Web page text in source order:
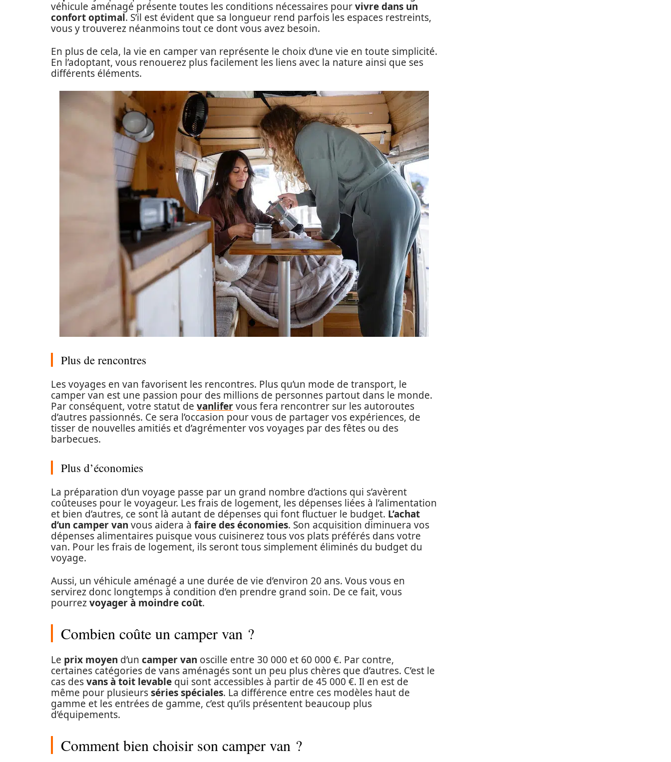
véhicule aménagé présente toutes les conditions nécessaires pourvivre dans un
confort optimal. S’il est évident que sa longueur rend parfois les espaces restreints,
vous y trouverez néanmoins tout ce dont vous avez besoin.
En plus de cela, la vie en camper van représente le choix d’une vie en toute simplicité.
En l’adoptant, vous renouerez plus facilement les liens avec la nature ainsi que ses
différents éléments.
Plus de rencontres
Les voyages en van favorisent les rencontres. Plus qu’un mode de transport, le
camper van est une passion pour des millions de personnes partout dans le monde.
Par conséquent, votre statut de vanlifervous fera rencontrer sur les autoroutes
d’autres passionnés. Ce sera l’occasion pour vous de partager vos expériences, de
tisser de nouvelles amitiés et d’agrémenter vos voyages par des fêtes ou des
barbecues.
Plus d’économies
La préparation d’un voyage passe par un grand nombre d’actions qui s’avèrent
coûteuses pour le voyageur. Les frais de logement, les dépenses liées à l’alimentation
et bien d’autres, ce sont là autant de dépenses qui font fluctuer le budget. L’achat
d’un camper van vous aidera à faire des économies. Son acquisition diminuera vos
dépenses alimentaires puisque vous cuisinerez tous vos plats préférés dans votre
van. Pour les frais de logement, ils seront tous simplement éliminés du budget du
voyage.
Aussi, un véhicule aménagé a une durée de vie d’environ 20 ans. Vous vous en
servirez donc longtemps à condition d’en prendre grand soin. De ce fait, vous
pourrezvoyager à moindre coût.
Combien coûte un camper van ?
Le prix moyen d’un camper van oscille entre 30 000 et 60 000 €. Par contre,
certaines catégories de vans aménagés sont un peu plus chères que d’autres. C’est le
cas desvans à toit levable qui sont accessibles à partir de 45 000 €. Il en est de
même pour plusieursséries spéciales. La différence entre ces modèles haut de
gamme et les entrées de gamme, c’est qu’ils présentent beaucoup plus
d’équipements.
Comment bien choisir son camper van ?